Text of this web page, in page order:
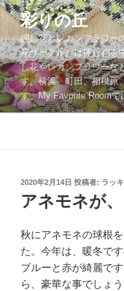
コ
ン
テ
ン
ツ
へ
ス
彩りの丘
押し花とレカンフラワー
花サークル）は押し花を
し花やレカンフラワーな
す。横浜、町田、相模原
す。My Favorite Room
投
稿
日:
2020年2月14日 投稿者: ラッ
アネモネが
秋にアネモネの球根
た。今年は、暖冬で
ブルーと赤が綺麗で
ら、豪華な事でしょ